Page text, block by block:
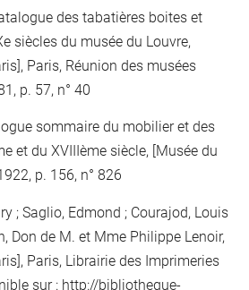
des tabatières boites et
siècles du musée du Louvre,
Paris, Réunion des musées
p. 57, n° 40
sommaire du mobilier et des
et du XVIIIème siècle, [Musée du
p. 156, n° 826
; Saglio, Edmond ; Courajod, Louis
Don de M. et Mme Philippe Lenoir,
Paris, Librairie des Imprimeries
sur : http://bibliotheque-